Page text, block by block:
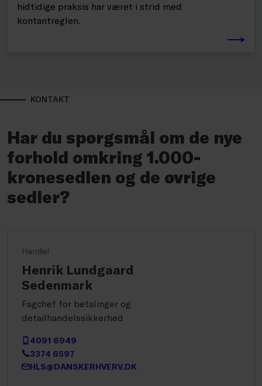
hidtidige praksis har været i strid med
kontantreglen.
KONTAKT
Har du spørgsmål om de nye
forhold omkring 1.000-
kronesedlen og de øvrige
sedler?
Handel
Henrik Lundgaard
Sedenmark
Fagchef for betalinger og
detailhandelssikkerhed
4091 6949
3374 6597
HLS@DANSKERHVERV.DK